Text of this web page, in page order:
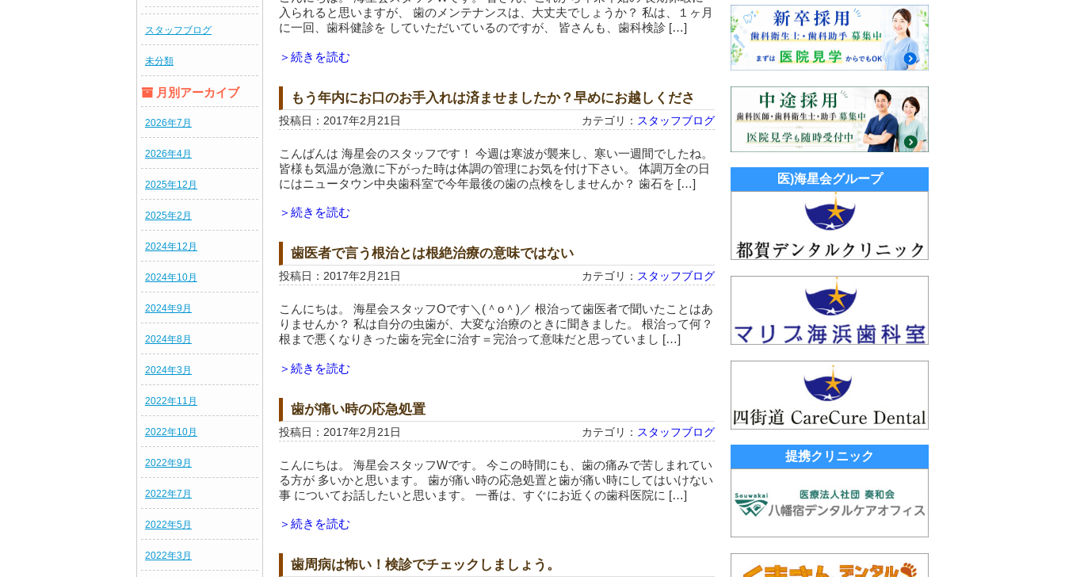
スタッフブログ
未分類
月別アーカイブ
2026年7月
2026年4月
2025年12月
2025年2月
2024年12月
2024年10月
2024年9月
2024年8月
2024年3月
2022年11月
2022年10月
2022年9月
2022年7月
2022年5月
2022年3月
入られると思いますが、 歯のメンテナンスは、大丈夫でしょうか？ 私は、１ヶ月
に一回、歯科健診を していただいているのですが、 皆さんも、歯科検診 […]
＞続きを読む
もう年内にお口のお手入れは済ませましたか？早めにお越しくださ
い！
投稿日：2017年2月21日 カテゴリ： スタッフブログ
こんばんは 海星会のスタッフです！ 今週は寒波が襲来し、寒い一週間でしたね。
皆様も気温が急激に下がった時は体調の管理にお気を付け下さい。 体調万全の日
にはニュータウン中央歯科室で今年最後の歯の点検をしませんか？ 歯石を […]
＞続きを読む
歯医者で言う根治とは根絶治療の意味ではない
投稿日：2017年2月21日 カテゴリ： スタッフブログ
こんにちは。 海星会スタッフOです＼(＾o＾)／ 根治って歯医者で聞いたことはあ
りませんか？ 私は自分の虫歯が、大変な治療のときに聞きました。 根治って何？
根まで悪くなりきった歯を完全に治す＝完治って意味だと思っていまし […]
＞続きを読む
歯が痛い時の応急処置
投稿日：2017年2月21日 カテゴリ： スタッフブログ
こんにちは。 海星会スタッフWです。 今この時間にも、歯の痛みで苦しまれてい
る方が 多いかと思います。 歯が痛い時の応急処置と歯が痛い時にしてはいけない
事 についてお話したいと思います。 一番は、すぐにお近くの歯科医院に […]
＞続きを読む
歯周病は怖い！検診でチェックしましょう。
医)海星会グループ
提携クリニック